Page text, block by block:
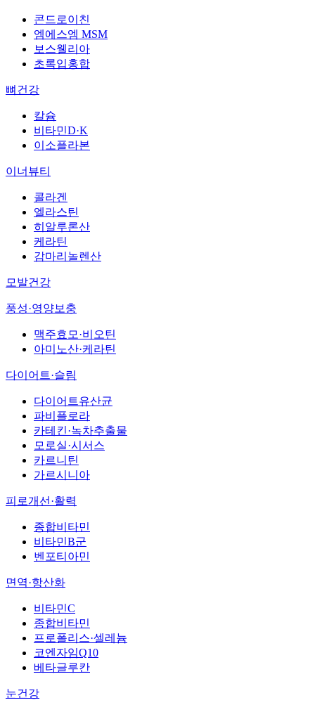
콘드로이친
엠에스엠 MSM
보스웰리아
초록입홍합
뼈건강
칼슘
비타민D·K
이소플라본
이너뷰티
콜라겐
엘라스틴
히알루론산
케라틴
감마리놀렌산
모발건강
풍성·영양보충
맥주효모·비오틴
아미노산·케라틴
다이어트·슬림
다이어트유산균
파비플로라
카테킨·녹차추출물
모로실·시서스
카르니틴
가르시니아
피로개선·활력
종합비타민
비타민B군
벤포티아민
면역·항산화
비타민C
종합비타민
프로폴리스·셀레늄
코엔자임Q10
베타글루칸
눈건강